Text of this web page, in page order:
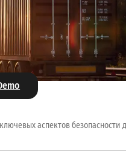
аспектов безопасности